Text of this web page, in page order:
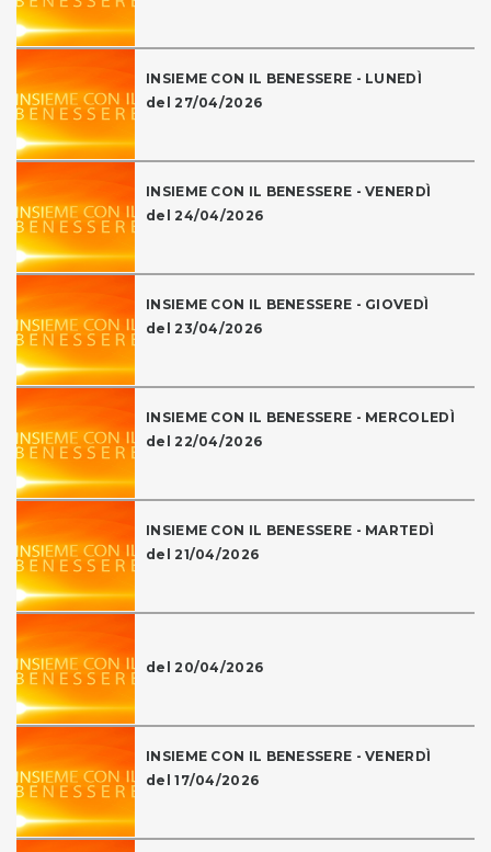
INSIEME CON IL BENESSERE - LUNEDÌ
del 27/04/2026
INSIEME CON IL BENESSERE - VENERDÌ
del 24/04/2026
INSIEME CON IL BENESSERE - GIOVEDÌ
del 23/04/2026
INSIEME CON IL BENESSERE - MERCOLEDÌ
del 22/04/2026
INSIEME CON IL BENESSERE - MARTEDÌ
del 21/04/2026
del 20/04/2026
INSIEME CON IL BENESSERE - VENERDÌ
del 17/04/2026